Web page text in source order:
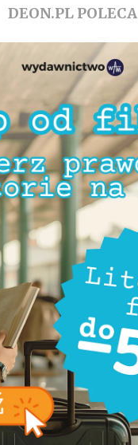
DEON.PL POLECA